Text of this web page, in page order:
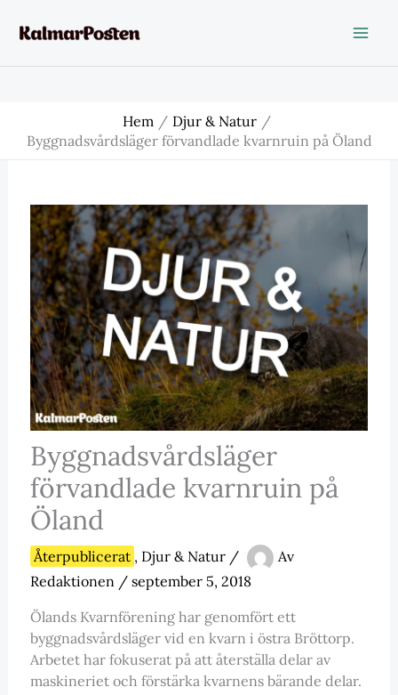
Hem
Djur & Natur
Byggnadsvårdsläger förvandlade kvarnruin på Öland
Byggnadsvårdsläger
förvandlade kvarnruin på
Öland
Återpublicerat , Djur & Natur/
Av
Redaktionen / september 5, 2018
Ölands Kvarnförening har genomfört ett
byggnadsvårdsläger vid en kvarn i östra Bröttorp.
Arbetet har fokuserat på att återställa delar av
maskineriet och förstärka kvarnens bärande delar.